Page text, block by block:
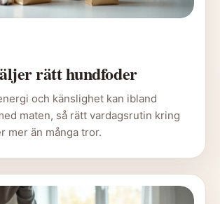
rätt hundfoder
och känslighet kan ibland
maten, så rätt vardagsrutin kring
mer än många tror.